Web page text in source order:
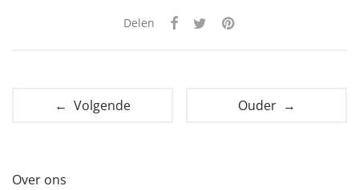
Delen
← Volgende Ouder →
Over ons